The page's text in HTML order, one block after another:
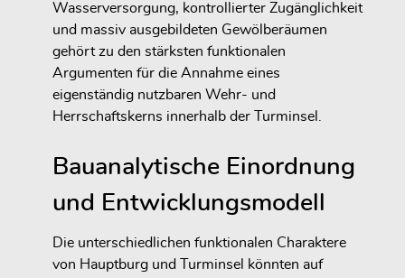
Wasserversorgung, kontrollierter Zugänglichkeit
und massiv ausgebildeten Gewölberäumen
gehört zu den stärksten funktionalen
Argumenten für die Annahme eines
eigenständig nutzbaren Wehr- und
Herrschaftskerns innerhalb der Turminsel.
Bauanalytische Einordnung
und Entwicklungsmodell
Die unterschiedlichen funktionalen Charaktere
von Hauptburg und Turminsel könnten auf